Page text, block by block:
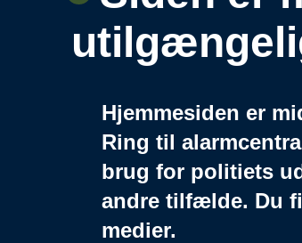
Hjemmesiden er
Ring til
brug for politiets
andre tilfælde. Du
medier.